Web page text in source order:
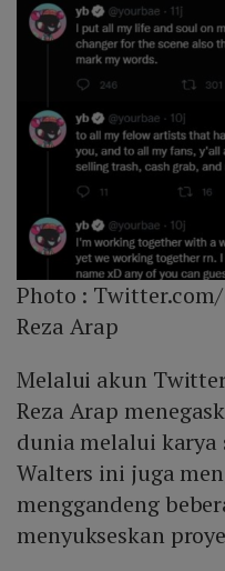
Photo :
Reza Arap
Melalui akun
Reza Arap
dunia melalui karya
Walters ini juga
menggandeng
menyukseskan